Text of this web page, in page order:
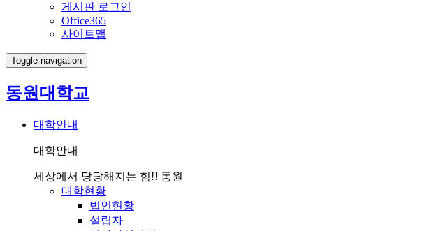
게시판 로그인
Office365
사이트맵
Toggle navigation
동원대학교
대학안내
대학안내
세상에서 당당해지는 힘!! 동원
대학현황
법인현황
설립자